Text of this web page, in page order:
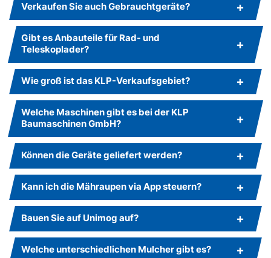
Verkaufen Sie auch Gebrauchtgeräte?
Gibt es Anbauteile für Rad- und
Teleskoplader?
Wie groß ist das KLP-Verkaufsgebiet?
Welche Maschinen gibt es bei der KLP
Baumaschinen GmbH?
Können die Geräte geliefert werden?
Kann ich die Mähraupen via App steuern?
Bauen Sie auf Unimog auf?
Welche unterschiedlichen Mulcher gibt es?